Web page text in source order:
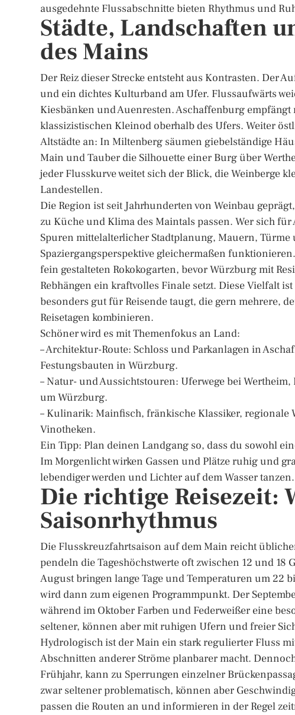
ausgedehnte Flussabschnitte bieten Rhythmus und
Städte, Landschaften
des Mains
Der Reiz dieser Strecke entsteht aus Kontrasten. Der
und ein dichtes Kulturband am Ufer. Flussaufwärts
Kiesbänken und Auenresten. Aschaffenburg
klassizistischen Kleinod oberhalb des Ufers. Weiter
Altstädte an: In Miltenberg säumen giebelständige
Main und Tauber die Silhouette einer Burg über
jeder Flusskurve weitet sich der Blick, die Weinberge
Landestellen.
Die Region ist seit Jahrhunderten von Weinbau
zu Küche und Klima des Maintals passen. Wer sich
Spuren mittelalterlicher Stadtplanung, Mauern, Türme
Spaziergangsperspektive gleichermaßen
fein gestalteten Rokokogarten, bevor Würzburg mit
Rebhängen ein kraftvolles Finale setzt. Diese Vielfalt
besonders gut für Reisende taugt, die gern mehrere,
Reisetagen kombinieren.
Schöner wird es mit Themenfokus an Land:
– Architektur-Route: Schloss und Parkanlagen in
Festungsbauten in Würzburg.
– Natur- und Aussichtstouren: Uferwege bei
um Würzburg.
– Kulinarik: Mainfisch, fränkische Klassiker,
Vinotheken.
Ein Tipp: Plan deinen Landgang so, dass du sowohl
Im Morgenlicht wirken Gassen und Plätze ruhig und
lebendiger werden und Lichter auf dem Wasser tanzen.
Die richtige Reisezeit:
Saisonrhythmus
Die Flusskreuzfahrtsaison auf dem Main reicht
pendeln die Tageshöchstwerte oft zwischen 12 und 18
August bringen lange Tage und Temperaturen um 22
wird dann zum eigenen Programmpunkt. Der
während im Oktober Farben und Federweißer eine
seltener, können aber mit ruhigen Ufern und freier
Hydrologisch ist der Main ein stark regulierter Fluss
Abschnitten anderer Ströme planbarer macht.
Frühjahr, kann zu Sperrungen einzelner
zwar seltener problematisch, können aber
passen die Routen an und informieren in der Regel